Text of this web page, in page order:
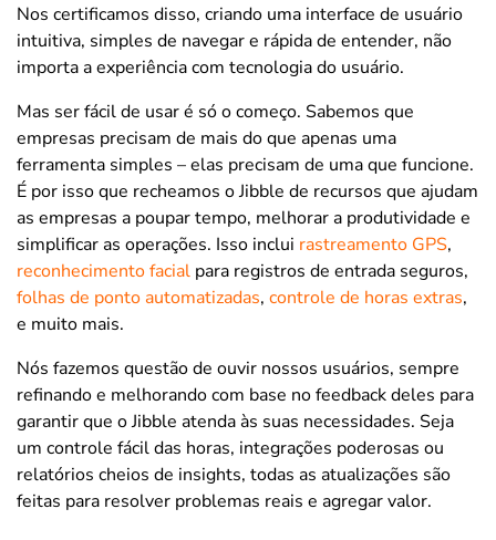
Nos certificamos disso, criando uma interface de usuário
intuitiva, simples de navegar e rápida de entender, não
importa a experiência com tecnologia do usuário.
Mas ser fácil de usar é só o começo. Sabemos que
empresas precisam de mais do que apenas uma
ferramenta simples – elas precisam de uma que funcione.
É por isso que recheamos o Jibble de recursos que ajudam
as empresas a poupar tempo, melhorar a produtividade e
simplificar as operações. Isso inclui rastreamento GPS,
reconhecimento facial para registros de entrada seguros,
folhas de ponto automatizadas, controle de horas extras,
e muito mais.
Nós fazemos questão de ouvir nossos usuários, sempre
refinando e melhorando com base no feedback deles para
garantir que o Jibble atenda às suas necessidades. Seja
um controle fácil das horas, integrações poderosas ou
relatórios cheios de insights, todas as atualizações são
feitas para resolver problemas reais e agregar valor.